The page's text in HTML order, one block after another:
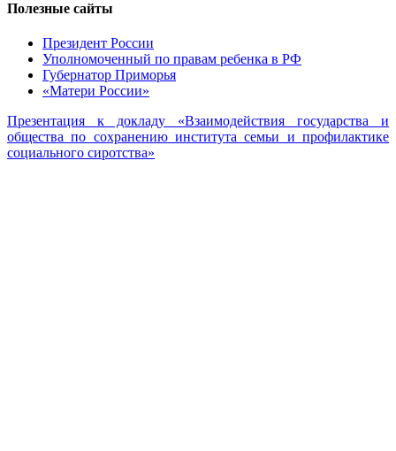
Полезные сайты
Президент России
Уполномоченный по правам ребенка в РФ
Губернатор Приморья
«Матери России»
Презентация к докладу «Взаимодействия государства и
общества по сохранению института семьи и профилактике
социального сиротства»